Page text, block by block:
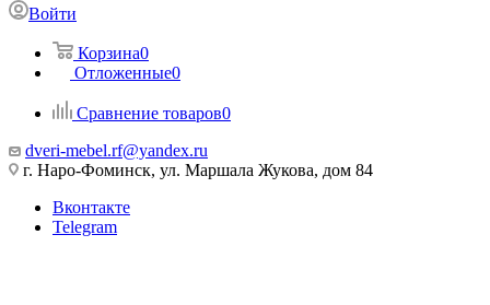
Войти
Корзина0
Отложенные0
Сравнение товаров0
dveri-mebel.rf@yandex.ru
г. Наро-Фоминск, ул. Маршала Жукова, дом 84
Вконтакте
Telegram